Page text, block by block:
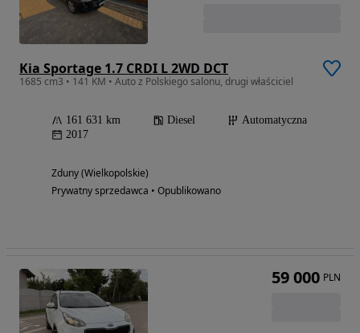
Kia Sportage 1.7 CRDI L 2WD DCT
1685 cm3 • 141 KM • Auto z Polskiego salonu, drugi właściciel
161 631 km Diesel
Automatyczna
2017
Zduny (Wielkopolskie)
Prywatny sprzedawca • Opublikowano
59 000 PLN